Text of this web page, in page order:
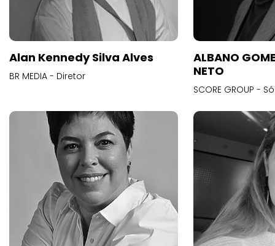
Alan Kennedy Silva Alves
BR MEDIA - Diretor
ALBANO
NETO
SCORE GROUP -